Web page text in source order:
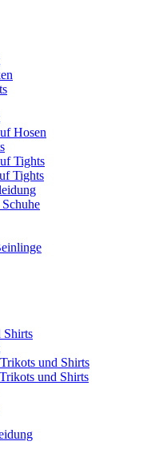
Hosen
Tights
Tights
Shirts
und Shirts
und Shirts